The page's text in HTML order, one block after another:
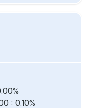
: 0.10%